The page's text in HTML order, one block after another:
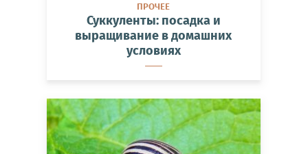
ПРОЧЕЕ
Суккуленты: посадка и
выращивание в домашних
условиях